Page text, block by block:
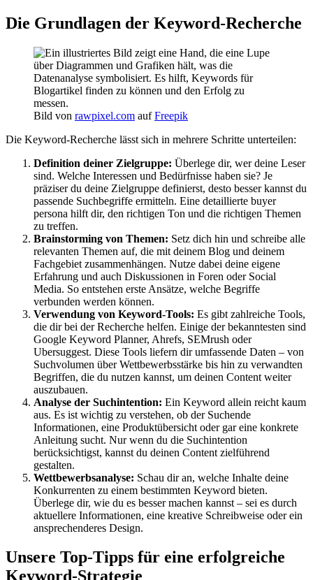
Die Grundlagen der Keyword-Recherche
Bild von rawpixel.com aufFreepik
Die Keyword-Recherche lässt sich in mehrere Schritte unterteilen:
Definition deiner Zielgruppe: Überlege dir, wer deine Leser
sind. Welche Interessen und Bedürfnisse haben sie? Je
präziser du deine Zielgruppe definierst, desto besser kannst du
passende Suchbegriffe ermitteln. Eine detaillierte buyer
persona hilft dir, den richtigen Ton und die richtigen Themen
zu treffen.
Brainstorming von Themen: Setz dich hin und schreibe alle
relevanten Themen auf, die mit deinem Blog und deinem
Fachgebiet zusammenhängen. Nutze dabei deine eigene
Erfahrung und auch Diskussionen in Foren oder Social
Media. So entstehen erste Ansätze, welche Begriffe
verbunden werden können.
Verwendung von Keyword-Tools: Es gibt zahlreiche Tools,
die dir bei der Recherche helfen. Einige der bekanntesten sind
Google Keyword Planner, Ahrefs, SEMrush oder
Ubersuggest. Diese Tools liefern dir umfassende Daten – von
Suchvolumen über Wettbewerbsstärke bis hin zu verwandten
Begriffen, die du nutzen kannst, um deinen Content weiter
auszubauen.
Analyse der Suchintention: Ein Keyword allein reicht kaum
aus. Es ist wichtig zu verstehen, ob der Suchende
Informationen, eine Produktübersicht oder gar eine konkrete
Anleitung sucht. Nur wenn du die Suchintention
berücksichtigst, kannst du deinen Content zielführend
gestalten.
Wettbewerbsanalyse: Schau dir an, welche Inhalte deine
Konkurrenten zu einem bestimmten Keyword bieten.
Überlege dir, wie du es besser machen kannst – sei es durch
aktuellere Informationen, eine kreative Schreibweise oder ein
ansprechenderes Design.
Unsere Top-Tipps für eine erfolgreiche
Keyword-Strategie